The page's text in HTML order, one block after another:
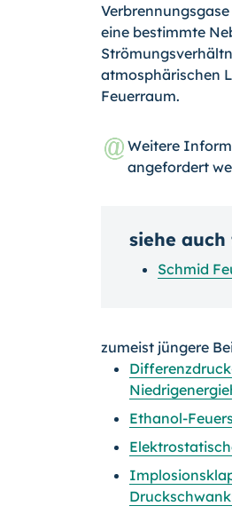
eine bestimmte
atmosphärischen
Feuerraum.
Weitere
angefordert
siehe
Schmid
zumeist jüngere
Ethanol-